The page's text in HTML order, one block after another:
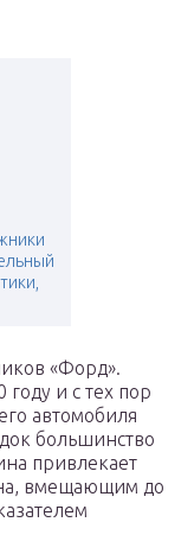
«Форд».
году и с тех пор
автомобиля
большинство
привлекает
вмещающим до